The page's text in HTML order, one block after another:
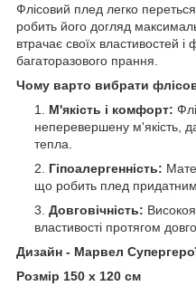
Флісовий плед легко
робить його догляд
втрачає своїх властивостей і
багаторазового прання.
Чому варто вибрати
М'якість і комфорт:
неперевершену м'якість,
тепла.
Гіпоалергенність:
що робить плед придатним
Довговічність:
властивості протягом
Дизайн - Марвел
Розмір 150 x 120 см